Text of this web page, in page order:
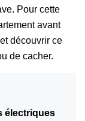
Pour cette
avant
découvrir ce
de cacher.
électriques